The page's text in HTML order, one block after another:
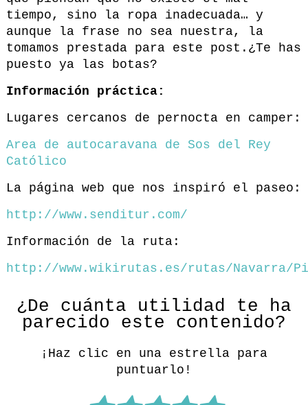
tiempo, sino la ropa inadecuada… y
aunque la frase no sea nuestra, la
tomamos prestada para este post.¿Te has
puesto ya las botas?
Información práctica:
Lugares cercanos de pernocta en camper:
Area de autocaravana de Sos del Rey
Católico
La página web que nos inspiró el paseo:
http://www.senditur.com/
Información de la ruta:
http://www.wikirutas.es/rutas/Navarra/
¿De cuánta utilidad te ha
parecido este contenido?
¡Haz clic en una estrella para
puntuarlo!